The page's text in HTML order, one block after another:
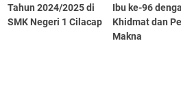
Tahun 2024/2025 di
SMK Negeri 1 Cilacap
Ibu ke-96
Khidmat dan
Makna